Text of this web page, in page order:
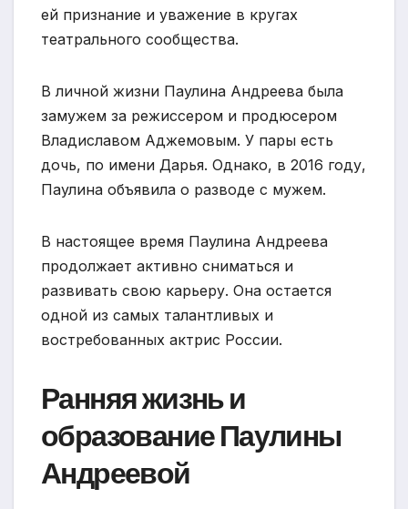
ей признание и уважение в кругах
театрального сообщества.
В личной жизни Паулина Андреева была
замужем за режиссером и продюсером
Владиславом Аджемовым. У пары есть
дочь, по имени Дарья. Однако, в 2016 году,
Паулина объявила о разводе с мужем.
В настоящее время Паулина Андреева
продолжает активно сниматься и
развивать свою карьеру. Она остается
одной из самых талантливых и
востребованных актрис России.
Ранняя жизнь и
образование Паулины
Андреевой